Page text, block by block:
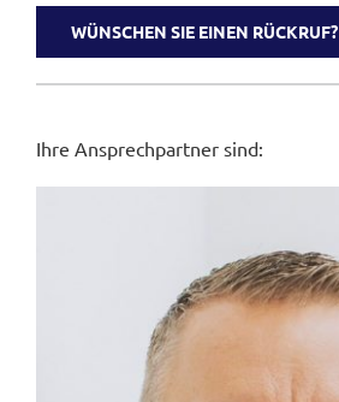
WÜNSCHEN SIE EINEN RÜCKRUF?
Ihre Ansprechpartner sind: